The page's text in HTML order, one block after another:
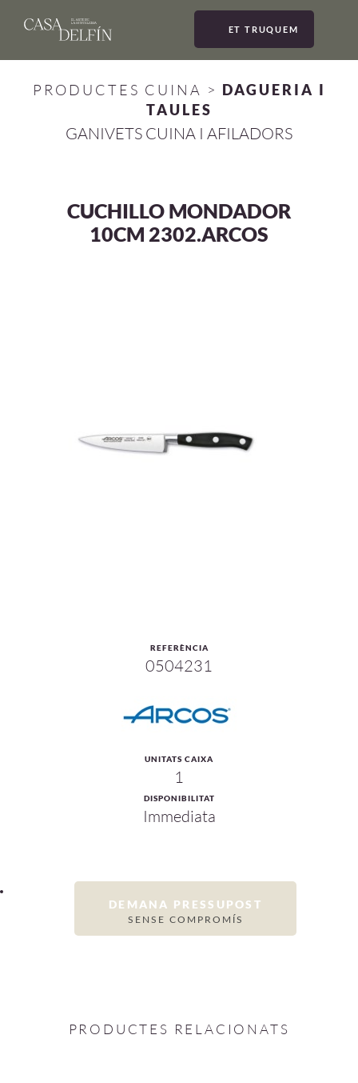
ET TRUQUEM
PRODUCTES CUINA > DAGUERIA I
TAULES
GANIVETS CUINA I AFILADORS
CUCHILLO MONDADOR
10CM 2302.ARCOS
REFERÈNCIA
0504231
UNITATS CAIXA
1
DISPONIBILITAT
Immediata
DEMANA PRESSUPOST
SENSE COMPROMÍS
PRODUCTES RELACIONATS